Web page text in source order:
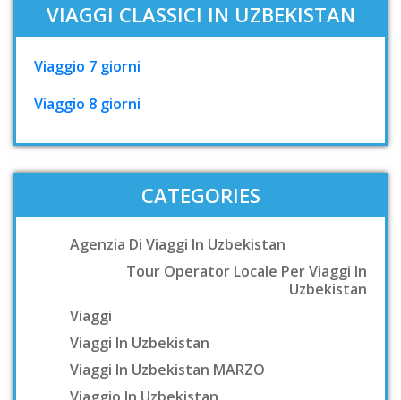
VIAGGI CLASSICI IN UZBEKISTAN
Viaggio 7 giorni
Viaggio 8 giorni
CATEGORIES
Agenzia Di Viaggi In Uzbekistan
Tour Operator Locale Per Viaggi In
Uzbekistan
Viaggi
Viaggi In Uzbekistan
Viaggi In Uzbekistan MARZO